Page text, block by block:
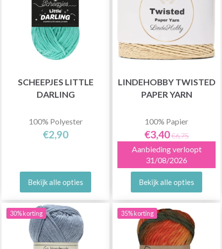
SCHEEPJES LITTLE
DARLING
100% Polyester
€2,90
Bekijk alle opties
LINDEHOBBY TWISTED
PAPER YARN
100% Papier
€3,40€6,75
Aanbieding verloopt
31/08/2026
Bekijk alle opties
30% korting 35% korting